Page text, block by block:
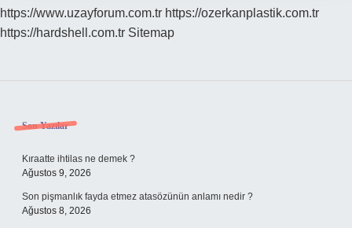
https://www.uzayforum.com.tr https://ozerkanplastik.com.tr
https://hardshell.com.tr Sitemap
Sidebar
Son Yazılar
Kıraatte ihtilas ne demek ?
Ağustos 9, 2026
Son pişmanlık fayda etmez atasözünün anlamı nedir ?
Ağustos 8, 2026